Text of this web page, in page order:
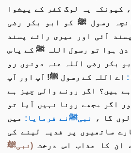
کیونکہ یہ لوگ کفر کے پیشوا
رسول ﷺ کو ابو بکر رضی
آئی اور میری رائے پسند
دن ہوا تو رسول اللہ ﷺ کے پاس
بکر رضی اللہ عنہ دونوں رو
اے اللہ کے رسول ﷺ! آپ اور آپ
ہیں؟ اگر رونے والی چیز ہے
اگر مجھے رونا نہیں آیا تو
گا ،
نبیﷺنے فرمایا: میں
ساتھیوں پر فدیہ لینے کی
ان کا عذاب اس درخت (نبیﷺ